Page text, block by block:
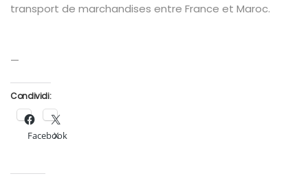
transport de marchandises entre France et Maroc.
—
Condividi:
Facebook
X